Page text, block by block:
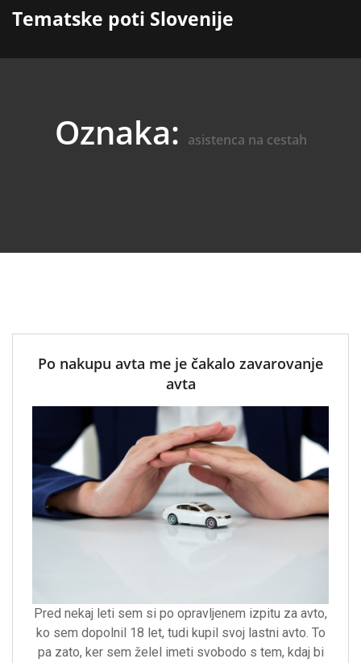
Tematske poti Slovenije
Oznaka: asistenca na cestah
Po nakupu avta me je čakalo zavarovanje
avta
Pred nekaj leti sem si po opravljenem izpitu za avto,
ko sem dopolnil 18 let, tudi kupil svoj lastni avto. To
pa zato, ker sem želel imeti svobodo s tem, kdaj bi